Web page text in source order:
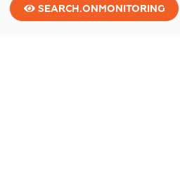
SEARCH.ONMONITORING